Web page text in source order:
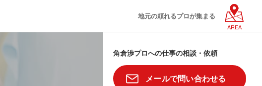
地元の頼れるプロが集まる
AREA
角倉渉プロへの仕事の相談・依頼
メールで問い合わせる